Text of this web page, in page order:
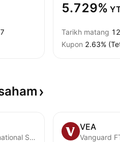
5.729%
Tarikh matang
Kupon 2.63%
Vanguard Total International Stock ETF
VEA